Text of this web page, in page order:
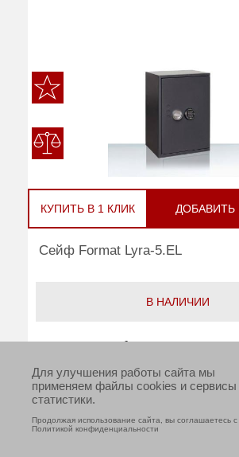
КУПИТЬ В 1 КЛИК ДОБАВИТЬ
Сейф Format Lyra-5.EL
В НАЛИЧИИ
руб
Взломостойкость: 2 класс
Тип замка: Электронный
Внешние размеры (ВхШхГ):
Для улучшения работы сайта мы
применяем файлы cookies и сервисы
статистики.
Продолжая использование сайта, вы соглашаетесь с
Политикой конфиденциальности